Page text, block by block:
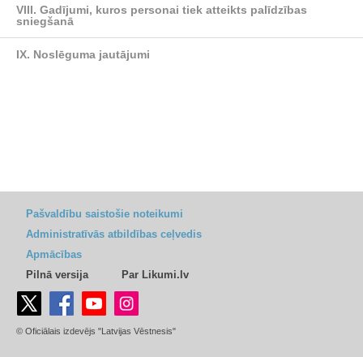
VIII. Gadījumi, kuros personai tiek atteikts palīdzības
sniegšanā
IX. Noslēguma jautājumi
Pašvaldību saistošie noteikumi
Administratīvās atbildības ceļvedis
Apmācības
Pilnā versija
Par Likumi.lv
© Oficiālais izdevējs "Latvijas Vēstnesis"